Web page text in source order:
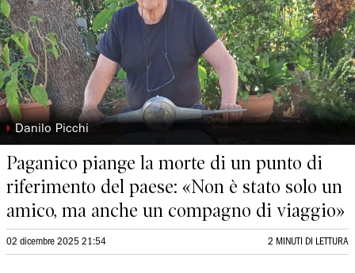
◗ Danilo Picchi
Paganico piange la morte di un punto di
riferimento del paese: «Non è stato solo un
amico, ma anche un compagno di viaggio»
02 dicembre 2025 21:54 2 MINUTI DI LETTURA